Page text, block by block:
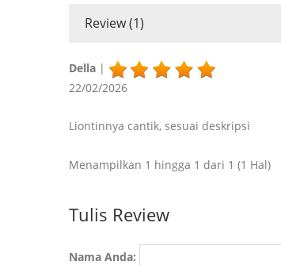
Review (1)
Della |
22/02/2026
Liontinnya cantik, sesuai deskripsi
Menampilkan 1 hingga 1 dari 1 (1 Hal)
Tulis Review
Nama Anda: